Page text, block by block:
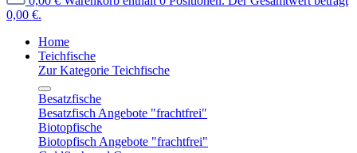
0,00 €.
Home
Teichfische
Zur Kategorie Teichfische
Besatzfische
Besatzfisch Angebote "frachtfrei"
Biotopfische
Biotopfisch Angebote "frachtfrei"